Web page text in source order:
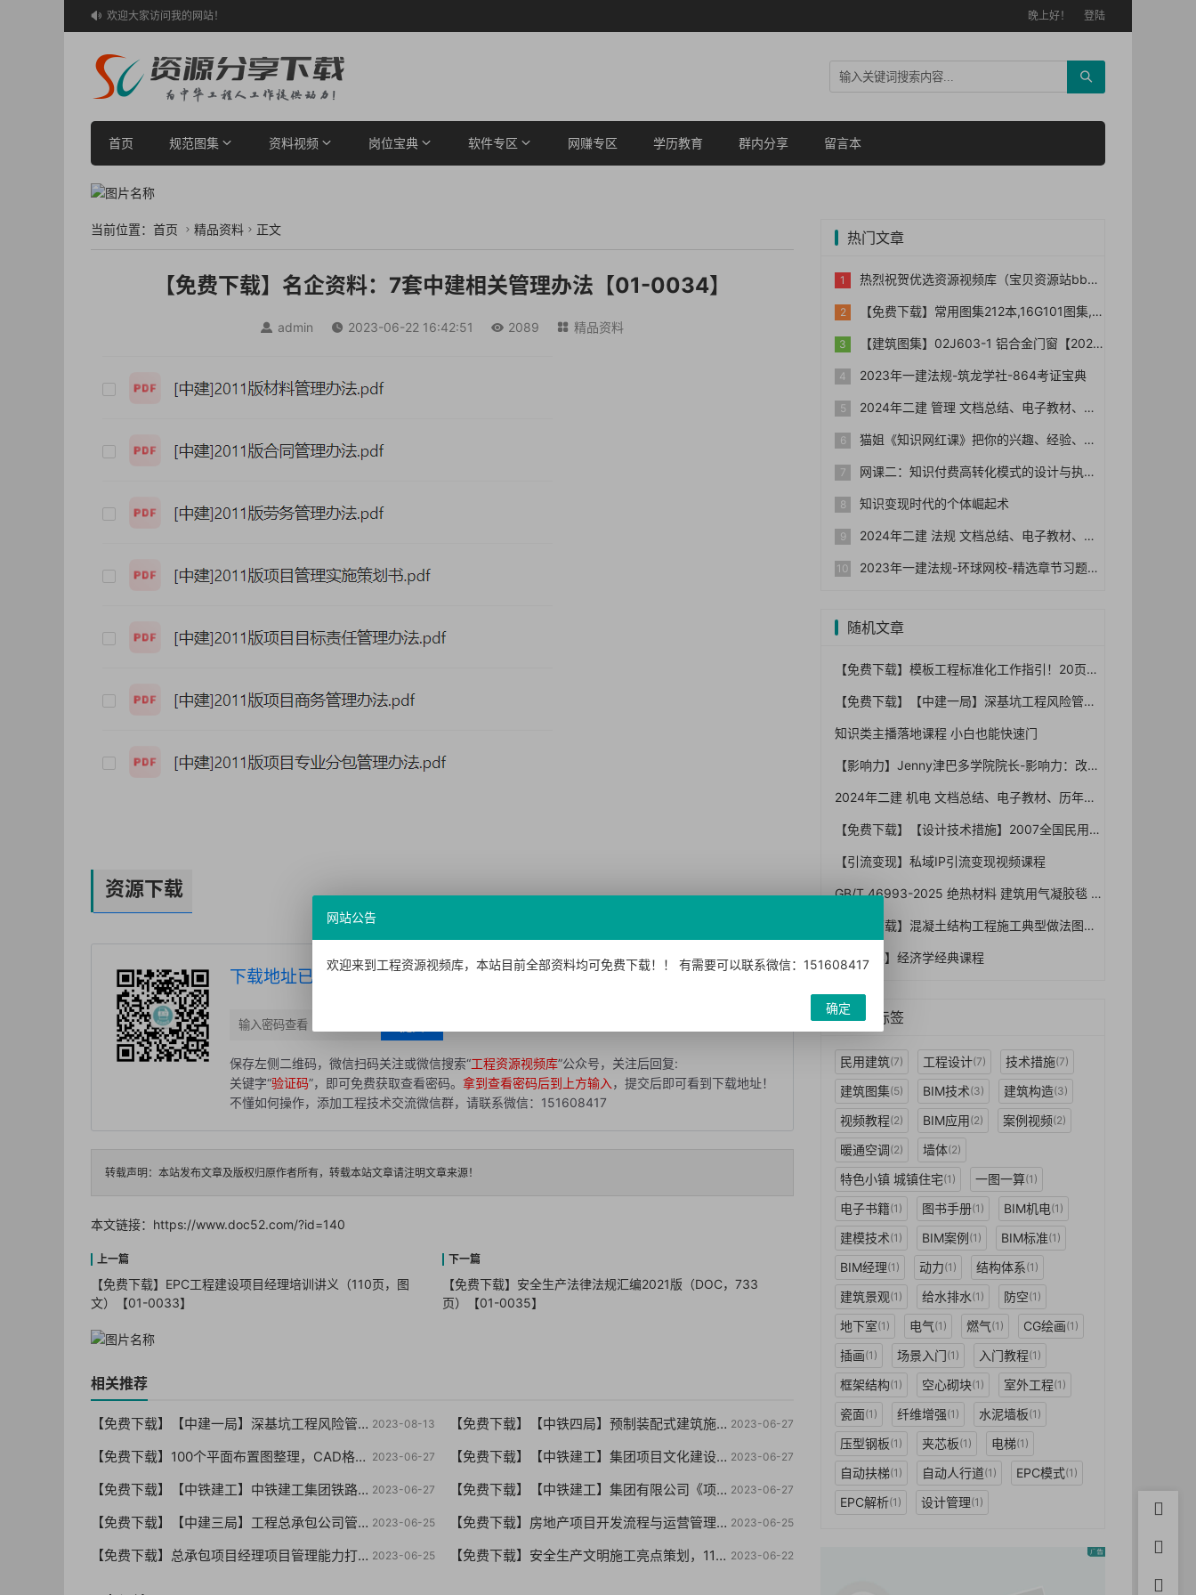
 欢迎大家访问我的网站！ 晚上好！ 登陆
首页 规范图集 资料视频 岗位宝典 软件专区 网赚专区 学历教育 群内分享 留言本
当前位置： 首页  精品资料  正文
【免费下载】名企资料：7套中建相关管理办法【01-0034】
 admin  2023-06-22 16:42:51  2089  精品资料
资源下载
下载地址已隐藏，请按下面的方法获取查看密码后免费下载！
保存左侧二维码，微信扫码关注或微信搜索“工程资源视频库”公众号，关注后回复:
关键字“验证码”，即可免费获取查看密码。 拿到查看密码后到上方输入 ，提交后即可看到下载地址！
不懂如何操作，添加工程技术交流微信群，请联系微信：151608417
转载声明：本站发布文章及版权归原作者所有，转载本站文章请注明文章来源！
本文链接： https://www.doc52.com/?id=140
【免费下载】EPC工程建设项目经理培训讲义（110页，图
文）【01-0033】
【免费下载】安全生产法律法规汇编2021版（DOC，733
页）【01-0035】
相关推荐
2023-08-13
【免费下载】【中建一局】深基坑工程风险管控要点及典型事故剖析（终版）PPT210页，可编辑！-2021年06月【01-0059】 2023-06-27
【免费下载】【中铁四局】预制装配式建筑施工技术，PPT76页【01-0058】
2023-06-27
【免费下载】100个平面布置图整理，CAD格式 （干货你值得拥有）【01-0057】 2023-06-27
【免费下载】【中铁建工】集团项目文化建设VI指导手册【01-0056】
2023-06-27
【免费下载】【中铁建工】中铁建工集团铁路站房项目文化标准化建设VI手册【01-0055】 2023-06-27
【免费下载】【中铁建工】集团有限公司《项目机构标准化管理指导手册（试行版）【01-0054】
2023-06-25
【免费下载】【中建三局】工程总承包公司管理制度汇编（146页 编制详细）【01-0053】 2023-06-25
【免费下载】房地产项目开发流程与运营管理，49页PPT【01-0052】
2023-06-25
【免费下载】总承包项目经理项目管理能力打造与提升培训，66页PPT，图文，可编辑【01-0051】 2023-06-22
【免费下载】安全生产文明施工亮点策划，118页PPT【01-0050】
热门文章
热烈祝贺优选资源视频库（宝贝资源站bb006）网站正式上线！！
【免费下载】常用图集212本,16G101图集,水电安装图集-254本【01-0014】
【建筑图集】02J603-1 铝合金门窗【2023国标建筑专业图集大全】
2023年一建法规-筑龙学社-864考证宝典
2024年二建 管理 文档总结、电子教材、历年真题
猫姐《知识网红课》把你的兴趣、经验、能力变成钱
网课二：知识付费高转化模式的设计与执行
知识变现时代的个体崛起术
2024年二建 法规 文档总结、电子教材、历年真题
2023年一建法规-环球网校-精选章节习题集+真题+模拟
随机文章
【免费下载】模板工程标准化工作指引！20页PDF，完整版可下载【01-0023】
【免费下载】【中建一局】深基坑工程风险管控要点及典型事故剖析（终版）PPT210页，可编辑！-2021年06月【01-0059】
知识类主播落地课程 小白也能快速门
【影响力】Jenny津巴多学院院长-影响力：改变他人的思想和行动【完结】
2024年二建 机电 文档总结、电子教材、历年真题
【免费下载】【设计技术措施】2007全国民用建筑工程设计技术措施 建筑产品选用技术 产品技术资料 暖通空调 燃气
【引流变现】私域IP引流变现视频课程
GB/T 46993-2025 绝热材料 建筑用气凝胶毯 规范，2026年7月1日已实施！免费下载
【免费下载】混凝土结构工程施工典型做法图集，63页PDF【01-0037】
【经济学】经济学经典课程
热门标签
民用建筑(7) 工程设计(7) 技术措施(7)
建筑图集(5) BIM技术(3) 建筑构造(3)
视频教程(2) BIM应用(2) 案例视频(2)
暖通空调(2) 墙体(2)
特色小镇 城镇住宅(1) 一图一算(1)
电子书籍(1) 图书手册(1) BIM机电(1)
建模技术(1) BIM案例(1) BIM标准(1)
BIM经理(1) 动力(1) 结构体系(1)
建筑景观(1) 给水排水(1) 防空(1)
地下室(1) 电气(1) 燃气(1) CG绘画(1)
插画(1) 场景入门(1) 入门教程(1)
框架结构(1) 空心砌块(1) 室外工程(1)
瓷面(1) 纤维增强(1) 水泥墙板(1)
压型钢板(1) 夹芯板(1) 电梯(1)
自动扶梯(1) 自动人行道(1) EPC模式(1)
EPC解析(1) 设计管理(1)
网站公告
欢迎来到工程资源视频库，本站目前全部资料均可免费下载！！ 有需要可以联系微信：151608417
确定